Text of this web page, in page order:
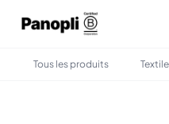
Tous les produits Textile